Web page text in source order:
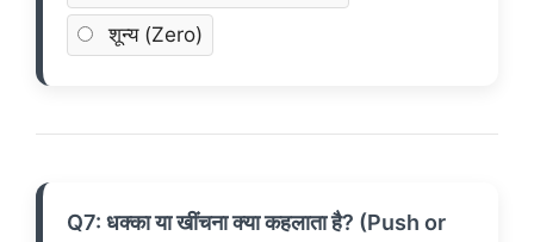
शून्य (Zero)
Q7: धक्का या खींचना क्या कहलाता है? (Push or